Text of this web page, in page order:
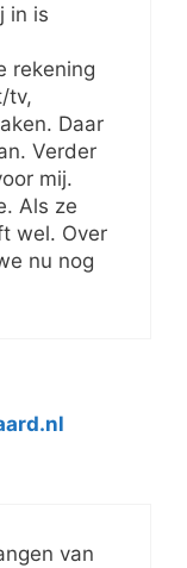
in is
rekening
tv,
Daar
Verder
mij.
Als ze
wel. Over
nu nog
van